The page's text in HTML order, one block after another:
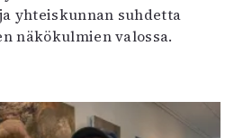
yhteiskunnan suhdetta
näkökulmien valossa.